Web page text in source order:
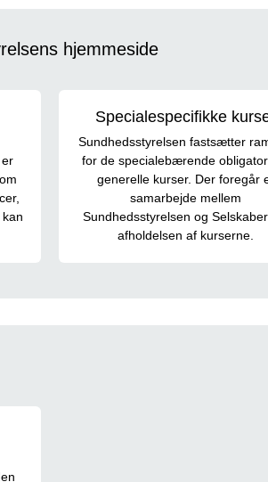
hjemmeside
Specialespecifikke
Sundhedsstyrelsen fastsætter
for de specialebærende
generelle kurser. Der foregår
samarbejde mellem
Sundhedsstyrelsen og
afholdelsen af kurserne.